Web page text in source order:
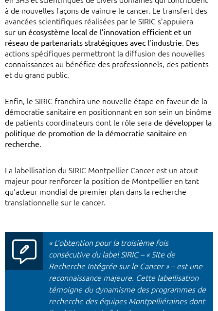
à de nouvelles façons de vaincre le cancer. Le transfert des
avancées scientifiques réalisées par le SIRIC s’appuiera
sur un écosystème local de l’innovation efficient et un
réseau de partenariats stratégiques avec l’industrie. Des
actions spécifiques permettront la diffusion des nouvelles
connaissances au bénéfice des professionnels, des patients
et du grand public.
Enfin, le SIRIC franchira une nouvelle étape en faveur de la
démocratie sanitaire en positionnant en son sein un binôme
de patients coordinateurs dont le rôle sera de développer la
politique de promotion de la démocratie sanitaire en
recherche.
La labellisation du SIRIC Montpellier Cancer est un atout
majeur pour renforcer la position de Montpellier en tant
qu’acteur mondial de premier plan dans la recherche
translationnelle sur le cancer.
« L’obtention pour la troisième fois
consécutive du label SIRIC – « SIte de
Recherche Intégrée sur le Cancer » – est une
reconnaissance majeure. Cette labellisation
témoigne du dynamisme des programmes de
recherche des équipes Montpelliéraines dont